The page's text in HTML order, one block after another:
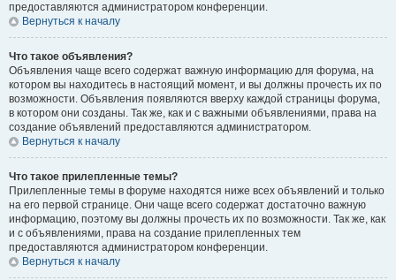
предоставляются администратором конференции.
Вернуться к началу
Что такое объявления?
Объявления чаще всего содержат важную информацию для форума, на
котором вы находитесь в настоящий момент, и вы должны прочесть их по
возможности. Объявления появляются вверху каждой страницы форума,
в котором они созданы. Так же, как и с важными объявлениями, права на
создание объявлений предоставляются администратором.
Вернуться к началу
Что такое прилепленные темы?
Прилепленные темы в форуме находятся ниже всех объявлений и только
на его первой странице. Они чаще всего содержат достаточно важную
информацию, поэтому вы должны прочесть их по возможности. Так же, как
и с объявлениями, права на создание прилепленных тем
предоставляются администратором конференции.
Вернуться к началу